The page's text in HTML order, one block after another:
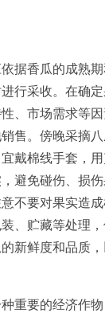
据香瓜的成熟
行采收。在确
、市场需求等
售。傍晚采摘
戴棉线手套，
避免碰伤、损
不要对果实造
、贮藏等处理
新鲜度和品质
重要的经济作